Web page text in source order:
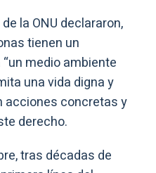
la ONU declararon,
tienen un
medio ambiente
una vida digna y
acciones concretas y
derecho.
tras décadas de